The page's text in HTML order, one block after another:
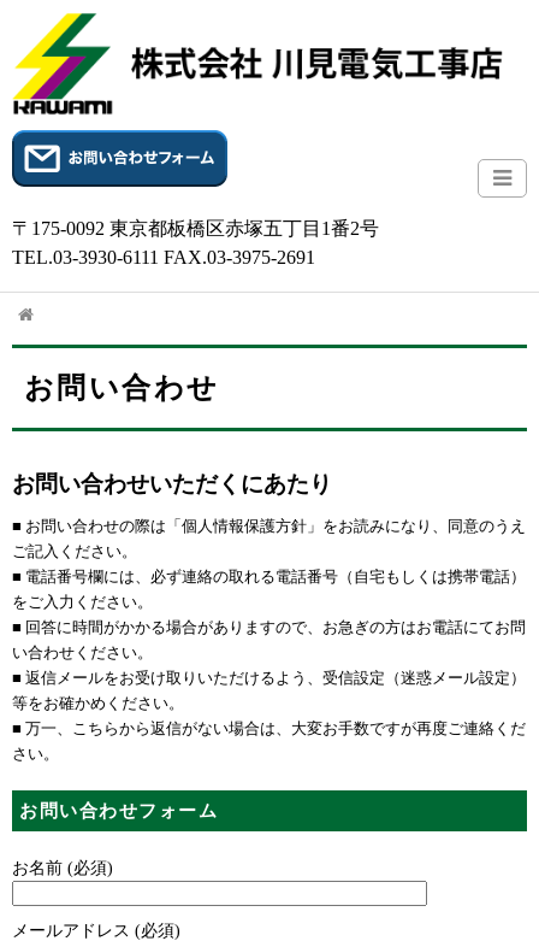
〒175-0092 東京都板橋区赤塚五丁目1番2号
TEL.03-3930-6111 FAX.03-3975-2691
お問い合わせ
お問い合わせいただくにあたり
■ お問い合わせの際は「個人情報保護方針」をお読みになり、同意のうえ
ご記入ください。
■ 電話番号欄には、必ず連絡の取れる電話番号（自宅もしくは携帯電話）
をご入力ください。
■ 回答に時間がかかる場合がありますので、お急ぎの方はお電話にてお問
い合わせください。
■ 返信メールをお受け取りいただけるよう、受信設定（迷惑メール設定）
等をお確かめください。
■ 万一、こちらから返信がない場合は、大変お手数ですが再度ご連絡くだ
さい。
お問い合わせフォーム
お名前 (必須)
メールアドレス (必須)